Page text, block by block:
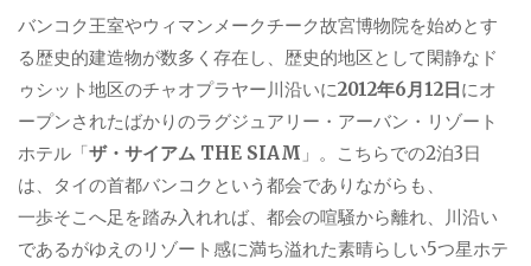
バンコク王室やウィマンメークチーク故宮博物院を始めとす
る歴史的建造物が数多く存在し、歴史的地区として閑静なド
ゥシット地区のチャオプラヤー川沿いに2012年6月12日にオ
ープンされたばかりのラグジュアリー・アーバン・リゾート
ホテル「ザ・サイアム THE SIAM 」。こちらでの2泊3日
は、タイの首都バンコクという都会でありながらも、
一歩そこへ足を踏み入れれば、都会の喧騒から離れ、川沿い
であるがゆえのリゾート感に満ち溢れた素晴らしい5つ星ホテ